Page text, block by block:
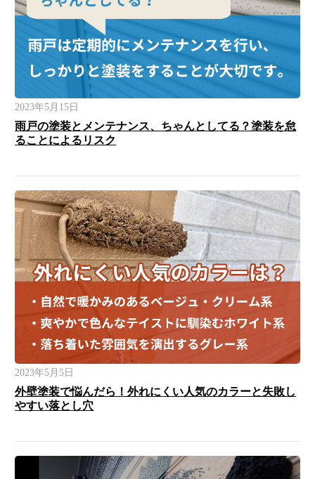
2023年5月15日
雨戸の塗装とメンテナンス、ちゃんとしてる？塗装を怠
ることによるリスク
2023年5月5日
外壁塗装で悩んだら！外れにくい人気のカラーと失敗し
やすい落とし穴